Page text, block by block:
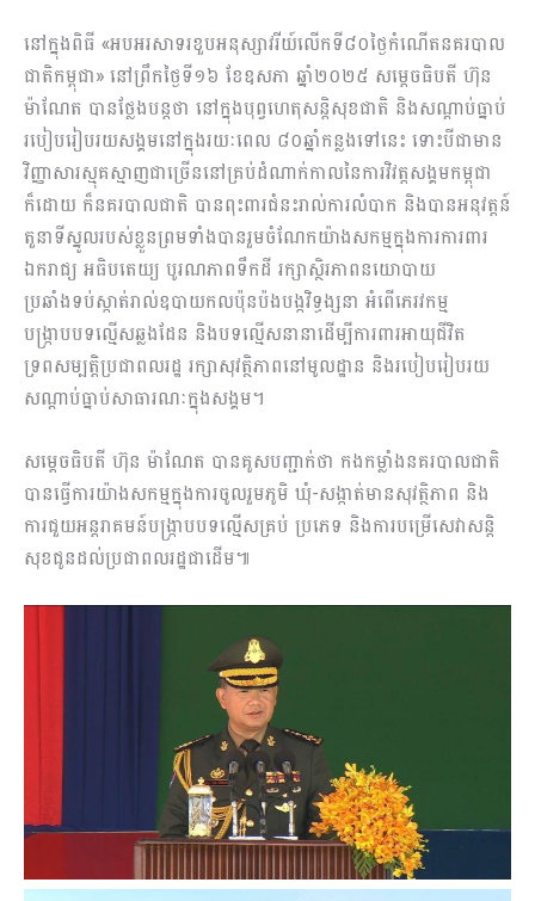
នៅក្នុងពិធី «អបអរសាទរខួបអនុស្សាវរីយ៍លើកទី៨០ថ្ងៃកំណើតនគរបាល
ជាតិកម្ពុជា» នៅព្រឹកថ្ងៃទី១៦ ខែឧសភា ឆ្នាំ២០២៥ សម្តេចធិបតី ហ៊ុន
ម៉ាណែត បានថ្លែងបន្តថា នៅក្នុងបុព្វហេតុសន្តិសុខជាតិ និងសណ្តាប់ធ្នាប់
របៀបរៀបរយសង្គមនៅក្នុងរយៈពេល ៨០ឆ្នាំកន្លងទៅនេះ ទោះបីជាមាន
វិញ្ញាសារស្មុគស្មាញជាច្រើននៅគ្រប់ដំណាក់កាលនៃការវិវត្តសង្គមកម្ពុជា
ក៏ដោយ ក៏នគរបាលជាតិ បានពុះពារជំនះរាល់ការលំបាក និងបានអនុវត្តន៍
តួនាទីស្នូលរបស់ខ្លួនព្រមទាំងបានរួមចំណែកយ៉ាងសកម្មក្នុងការការពារ
ឯករាជ្យ អធិបតេយ្យ បូរណភាពទឹកដី រក្សាស្ថិរភាពនយោបាយ
ប្រឆាំងទប់ស្កាត់រាល់ឧបាយកលប៉ុនប៉ងបង្កវិទ្ធង្សនា អំពើភេរវកម្ម
បង្រ្កាបបទល្មើសឆ្លងដែន និងបទល្មើសនានាដើម្បីការពារអាយុជីវិត
ទ្រពសម្បត្តិប្រជាពលរដ្ឋ រក្សាសុវត្ថិភាពនៅមូលដ្ឋាន និងរបៀបរៀបរយ
សណ្តាប់ធ្នាប់សាធារណៈក្នុងសង្គម។
សម្តេចធិបតី ហ៊ុន ម៉ាណែត បានគូសបញ្ជាក់ថា កងកម្លាំងនគរបាលជាតិ
បានធ្វើការយ៉ាងសកម្មក្នុងការចូលរួមភូមិ ឃុំ-សង្កាត់មានសុវត្ថិភាព និង
ការជួយអន្តរាគមន៍បង្រ្កាបបទល្មើសគ្រប់ ប្រភេទ និងការបម្រើសេវាសន្តិ
សុខជូនដល់ប្រជាពលរដ្ឋជាដើម៕